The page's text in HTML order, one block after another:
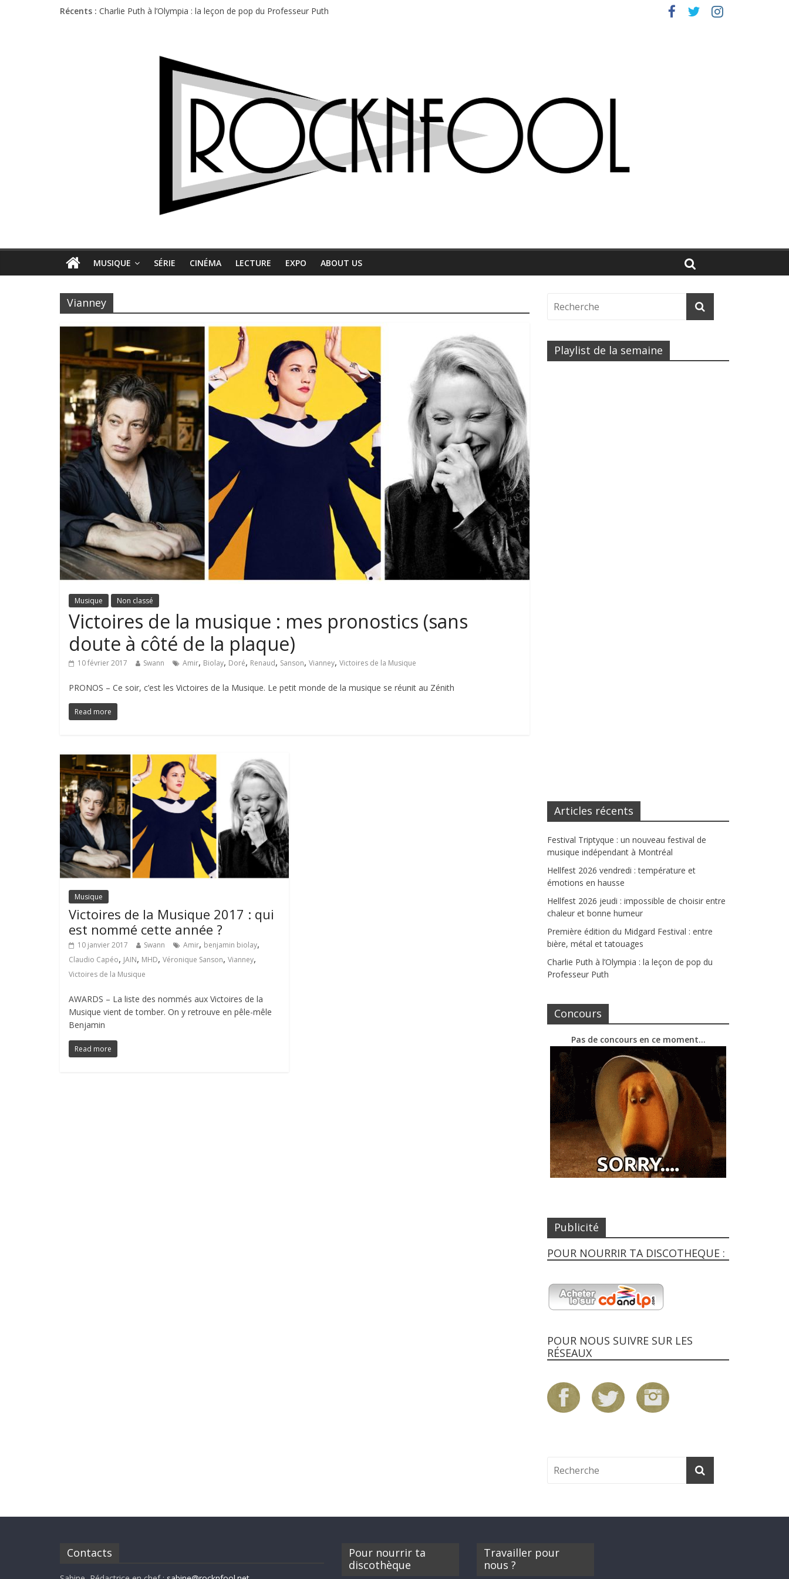
Récents : Charlie Puth à l’Olympia : la leçon de pop du Professeur Puth
Première édition du Midgard Festival : entre bière, métal et tatouages
MUSIQUE SÉRIE CINÉMA LECTURE EXPO ABOUT US
Vianney
Musique Non classé
Victoires de la musique : mes pronostics (sans
doute à côté de la plaque)
10 février 2017 Swann Amir, Biolay, Doré, Renaud, Sanson, Vianney, Victoires de la Musique
PRONOS – Ce soir, c’est les Victoires de la Musique. Le petit monde de la musique se réunit au Zénith
Read more
Musique
Victoires de la Musique 2017 : qui
est nommé cette année ?
10 janvier 2017 Swann Amir, benjamin biolay,
Claudio Capéo, JAIN, MHD, Véronique Sanson, Vianney,
Victoires de la Musique
AWARDS – La liste des nommés aux Victoires de la
Musique vient de tomber. On y retrouve en pêle-mêle
Benjamin
Read more
Playlist de la semaine
Articles récents
Festival Triptyque : un nouveau festival de
musique indépendant à Montréal
Hellfest 2026 vendredi : température et
émotions en hausse
Hellfest 2026 jeudi : impossible de choisir entre
chaleur et bonne humeur
Première édition du Midgard Festival : entre
bière, métal et tatouages
Charlie Puth à l’Olympia : la leçon de pop du
Professeur Puth
Concours
Pas de concours en ce moment…
Publicité
POUR NOURRIR TA DISCOTHEQUE :
POUR NOUS SUIVRE SUR LES
RÉSEAUX
Contacts
Pour nourrir ta
discothèque
Travailler pour
nous ?